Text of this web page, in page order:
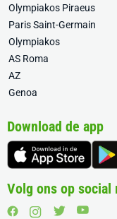
Olympiakos Piraeus
Paris Saint-Germain
Olympiakos
AS Roma
AZ
Genoa
Download de app
Volg ons op social